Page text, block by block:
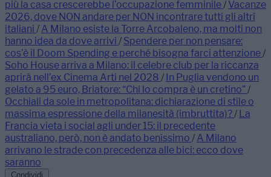
più la casa crescerebbe l’occupazione femminile/ Vacanze
2026, dove NON andare per NON incontrare tutti gli altri
italiani / A Milano esiste la Torre Arcobaleno, ma molti non
hanno idea da dove arrivi / Spendere per non pensare:
cos’è il Doom Spending e perché bisogna farci attenzione/
Soho House arriva a Milano: il celebre club per la riccanza
aprirà nell’ex Cinema Arti nel 2028 / In Puglia vendono un
gelato a 95 euro, Briatore: “Chi lo compra è un cretino”/
Occhiali da sole in metropolitana: dichiarazione di stile o
massima espressione della milanesità (imbruttita)?/ La
Francia vieta i social agli under 15: il precedente
australiano, però, non è andato benissimo / A Milano
arrivano le strade con precedenza alle bici: ecco dove
saranno
Condividi